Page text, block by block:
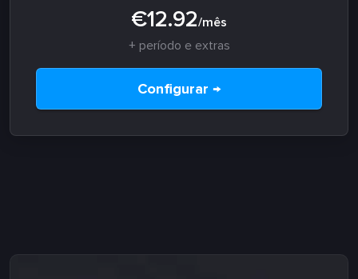
€12.92/mês
+ período e extras
Configurar →